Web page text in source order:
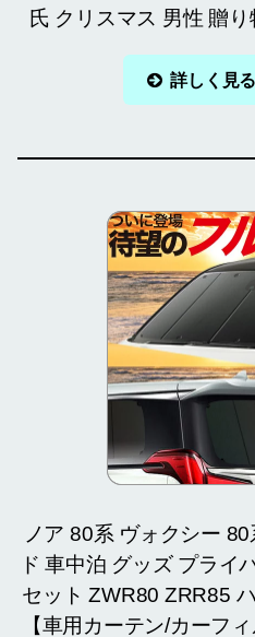
氏 クリスマス 男性 贈り
詳しく見る
ノア 80系 ヴォクシー
ド 車中泊 グッズ プライ
セット ZWR80 ZRR85
【車用カーテン/カーフ